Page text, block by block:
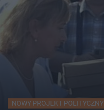
NOWY PROJEKT POLITYCZNY